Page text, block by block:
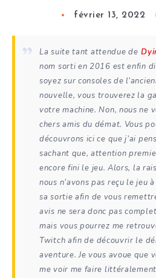
février 13, 2022
La suite tant attendue de
nom sorti en 2016 est enfin
soyez sur consoles de
nouvelle, vous trouverez la
votre machine. Non, nous ne
chers amis du démat. Vous
découvrons ici ce que j’ai
sachant que, attention
encore fini le jeu. Alors, la
nous n’avons pas reçu le jeu
sa sortie afin de vous
avis ne sera donc pas
mais vous pourrez me
Twitch afin de découvrir le
aventure. Je vous avoue que
me voir me faire